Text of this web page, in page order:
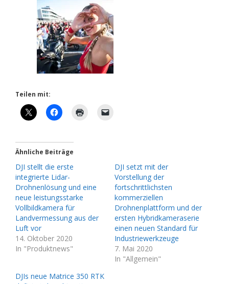
Teilen mit:
Ähnliche Beiträge
DJI stellt die erste
integrierte Lidar-
Drohnenlösung und eine
neue leistungsstarke
Vollbildkamera für
Landvermessung aus der
Luft vor
14. Oktober 2020
In "Produktnews"
DJI setzt mit der
Vorstellung der
fortschrittlichsten
kommerziellen
Drohnenplattform und der
ersten Hybridkameraserie
einen neuen Standard für
Industriewerkzeuge
7. Mai 2020
In "Allgemein"
DJIs neue Matrice 350 RTK